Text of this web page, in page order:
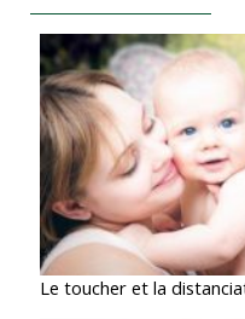
Le toucher et la